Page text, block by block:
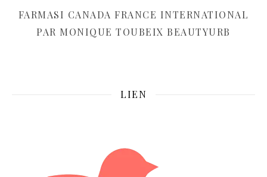
FARMASI CANADA FRANCE INTERNATIONAL
PAR MONIQUE TOUBEIX BEAUTYURB
LIEN